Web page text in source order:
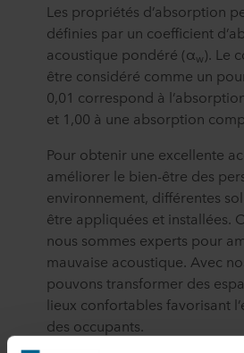
Les propriétés d’absorption
définies par un coefficient
acoustique pondéré (αw). Le
être considéré comme un
0,01 correspond à
et 1,00 à une absorption
Pour obtenir une excellente
améliorer le bien-être des
environnement, différentes
être appliquées et installées.
nous sommes experts pour
mauvaise acoustique. Avec
pouvons transformer des
lieux confortables favorisant
des occupants.